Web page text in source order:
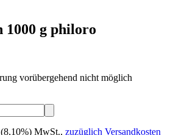
g philoro
vorübergehend nicht möglich
MwSt., zuzüglich Versandkosten